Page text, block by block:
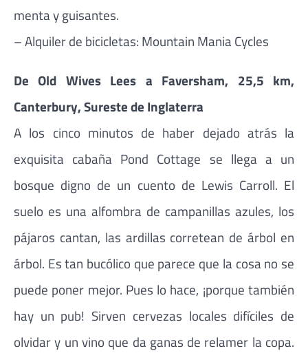
menta y guisantes.
– Alquiler de bicicletas: Mountain Mania Cycles
De Old Wives Lees a Faversham, 25,5 km,
Canterbury, Sureste de Inglaterra
A los cinco minutos de haber dejado atrás la
exquisita cabaña Pond Cottage se llega a un
bosque digno de un cuento de Lewis Carroll. El
suelo es una alfombra de campanillas azules, los
pájaros cantan, las ardillas corretean de árbol en
árbol. Es tan bucólico que parece que la cosa no se
puede poner mejor. Pues lo hace, ¡porque también
hay un pub! Sirven cervezas locales difíciles de
olvidar y un vino que da ganas de relamer la copa.